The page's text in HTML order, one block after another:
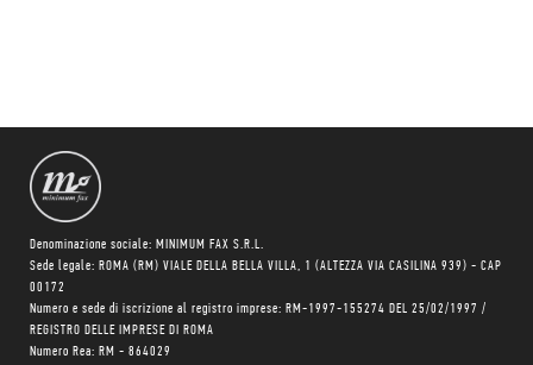
Denominazione sociale: MINIMUM FAX S.R.L.
Sede legale: ROMA (RM) VIALE DELLA BELLA VILLA, 1 (ALTEZZA VIA CASILINA 939) - CAP
00172
Numero e sede di iscrizione al registro imprese: RM-1997-155274 DEL 25/02/1997 /
REGISTRO DELLE IMPRESE DI ROMA
Numero Rea: RM - 864029